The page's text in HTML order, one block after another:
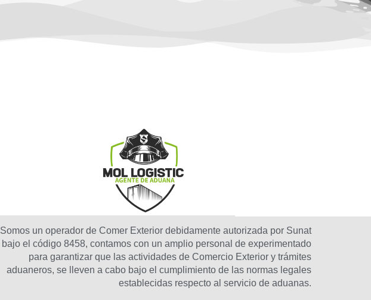
Somos un operador de Comer Exterior debidamente autorizada por Sunat
bajo el código 8458, contamos con un amplio personal de experimentado
para garantizar que las actividades de Comercio Exterior y trámites
aduaneros, se lleven a cabo bajo el cumplimiento de las normas legales
establecidas respecto al servicio de aduanas.